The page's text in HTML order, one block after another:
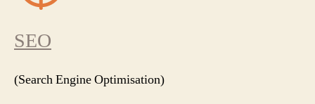
SEO
(Search Engine Optimisation)